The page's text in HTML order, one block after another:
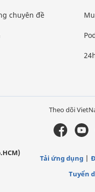
chuyên đề
Theo dõi
Tải ứng dụng
Tuyển